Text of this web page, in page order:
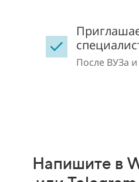
После ВУЗа
Напишите в